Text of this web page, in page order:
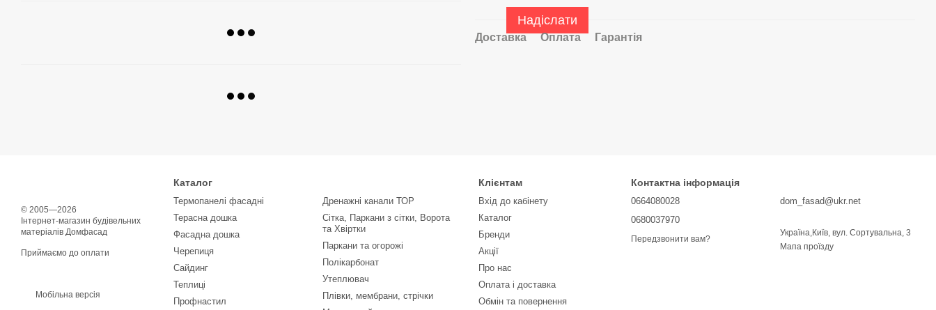
Надіслати
Доставка Оплата Гарантія
© 2005—2026
Інтернет-магазин будівельних
матеріалів Домфасад
Приймаємо до оплати
Мобільна версія
Каталог
Термопанелі фасадні
Терасна дошка
Фасадна дошка
Черепиця
Сайдинг
Теплиці
Профнастил
Дренажні канали ТОР
Сітка, Паркани з сітки, Ворота
та Хвіртки
Паркани та огорожі
Полікарбонат
Утеплювач
Плівки, мембрани, стрічки
Клієнтам
Вхід до кабінету
Каталог
Бренди
Акції
Про нас
Оплата і доставка
Обмін та повернення
Контактна інформація
0664080028
0680037970
Передзвонити вам?
dom_fasad@ukr.net
Україна,Київ, вул. Сортувальна, 3
Мапа проїзду